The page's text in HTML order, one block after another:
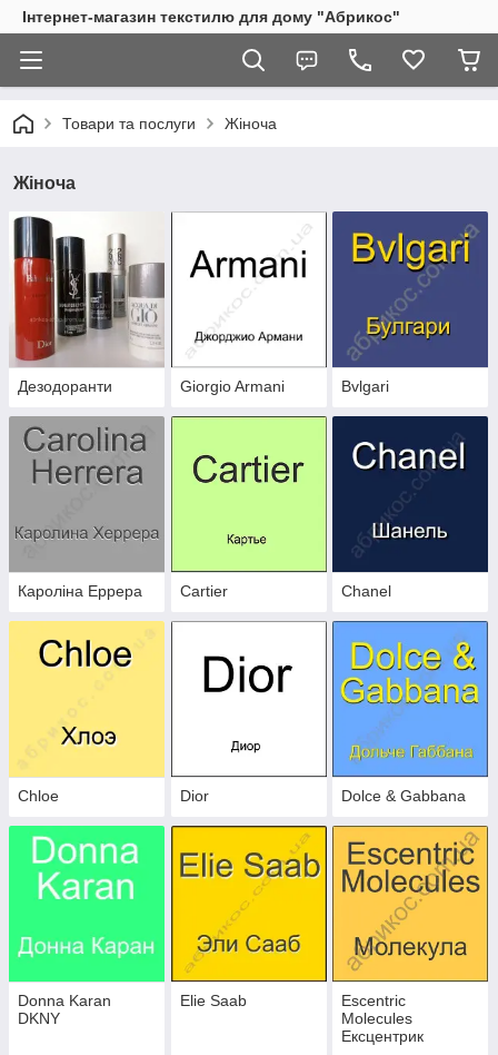
Інтернет-магазин текстилю для дому "Абрикос"
Товари та послуги Жіноча
Жіноча
Дезодоранти Giorgio Armani Bvlgari
Кароліна Еррера Cartier Chanel
Chloe Dior Dolce & Gabbana
Donna Karan
DKNY
Elie Saab
Escentric
Molecules
Ексцентрик